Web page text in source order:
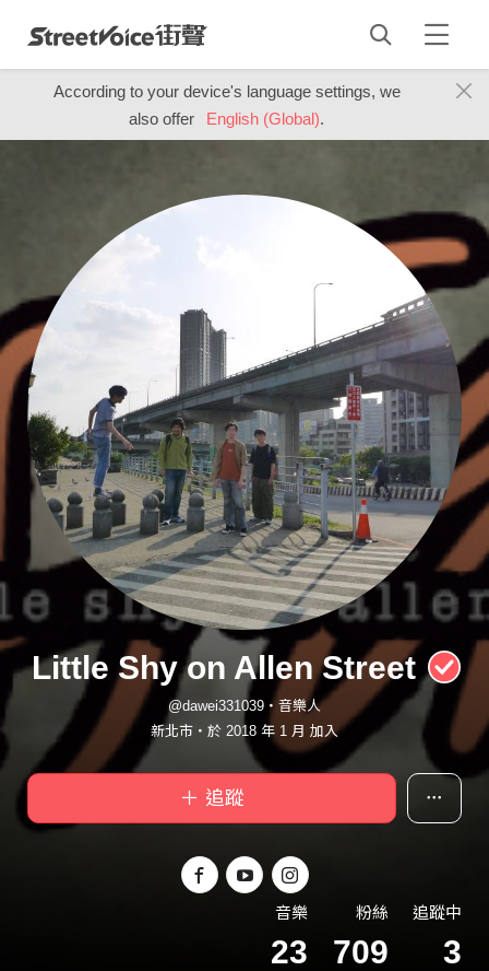
According to your device's language settings, we
also offer
English (Global).
Little Shy on Allen Street
@dawei331039・音樂人
新北市・於 2018 年 1 月 加入
＋ 追蹤
音樂
23
粉絲
709
追蹤中
3